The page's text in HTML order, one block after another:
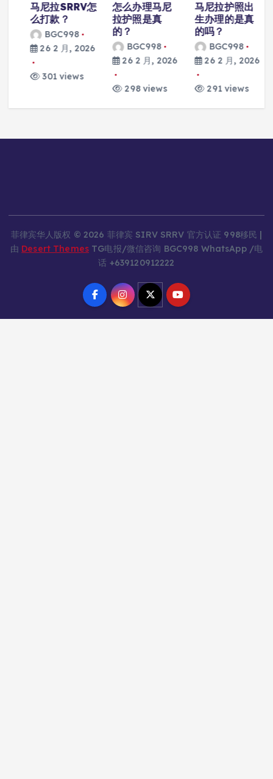
马尼拉SRRV怎
么打款？
BGC998
26 2 月, 2026
301 views
怎么办理马尼
拉护照是真
的？
BGC998
26 2 月, 2026
298 views
马尼拉护照出
生办理的是真
的吗？
BGC998
26 2 月, 2026
291 views
菲律宾华人版权 © 2026 菲律宾 SIRV SRRV 官方认证 998移民 |
由 Desert Themes TG电报/微信咨询 BGC998 WhatsApp /电
话 +639120912222